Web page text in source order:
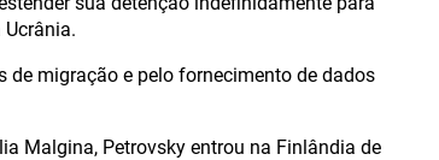
migração e pelo fornecimento de dados
Malgina, Petrovsky entrou na Finlândia de